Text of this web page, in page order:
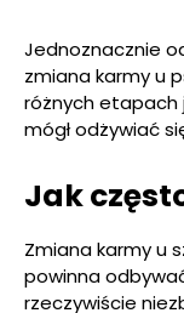
Jednoznacznie
zmiana karmy u
różnych etapach
mógł odżywiać
Jak
Zmiana karmy u
powinna
rzeczywiście